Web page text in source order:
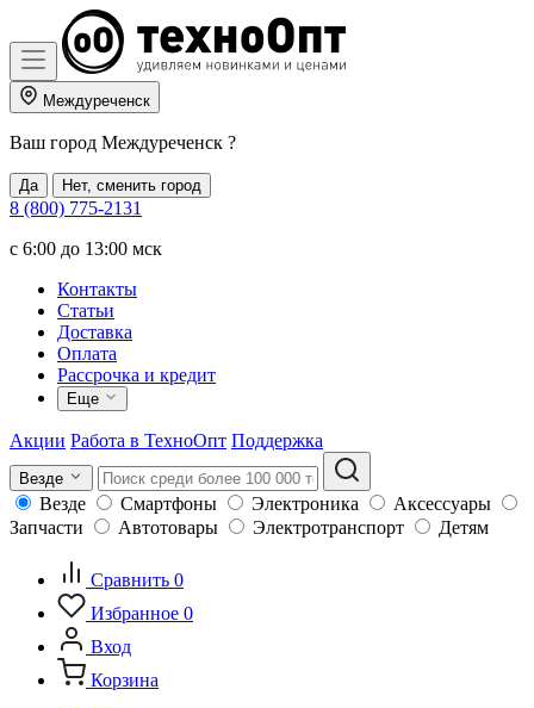
Междуреченск
Ваш город Междуреченск ?
Да Нет, сменить город
8 (800) 775-2131
c 6:00 до 13:00 мск
Контакты
Статьи
Доставка
Оплата
Рассрочка и кредит
Еще
Акции Работа в ТехноОпт Поддержка
Везде
Везде Смартфоны Электроника
Аксессуары
Запчасти
Автотовары Электротранспорт Детям
Сравнить 0
Избранное 0
Вход
Корзина